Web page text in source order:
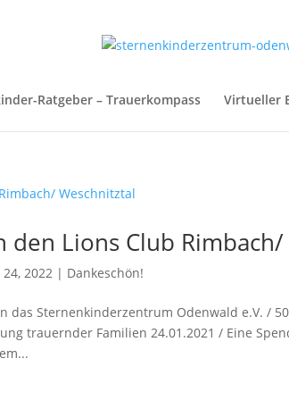
Ratgeber – Trauerkompass Virtueller
Lions Club
24, 2022 | Dankeschön!
das Sternenkinderzentrum Odenwald e.V. /
trauernder Familien 24.01.2021 / Eine